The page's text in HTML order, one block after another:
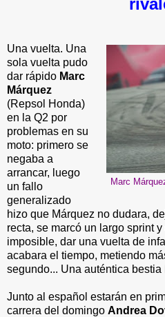
Marc
Una vuelta. Una
sola vuelta pudo
dar rápido Marc
Márquez
(Repsol Honda)
en la Q2 por
problemas en su
moto: primero se
negaba a
arrancar, luego
un fallo
generalizado
hizo que Márquez no dudara,
recta, se marcó un largo sprint
imposible, dar una vuelta de
acabara el tiempo, metiendo
segundo... Una auténtica bestia
Junto al español estarán en
carrera del domingo Andrea